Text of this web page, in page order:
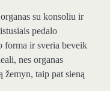
su konsoliu ir
pedalo
forma ir sveria beveik
nes organas
žemyn, taip pat sieną